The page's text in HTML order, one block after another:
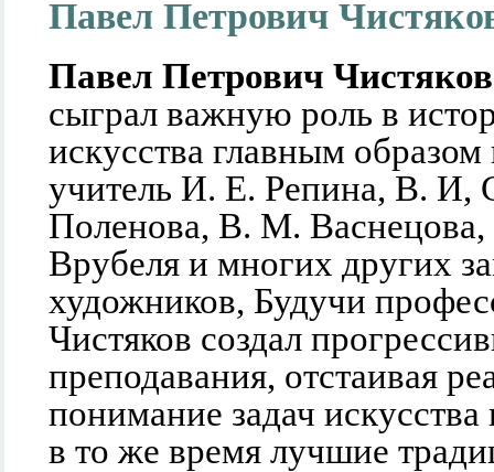
Павел Петрович
Павел Петрович Чистяков
сыграл важную роль в
искусства главным
учитель И. Е. Репина, В. И,
Поленова, В. М.
Врубеля и многих других
художников, Будучи
Чистяков создал
преподавания, отстаивая
понимание задач искусства
в то же время лучшие